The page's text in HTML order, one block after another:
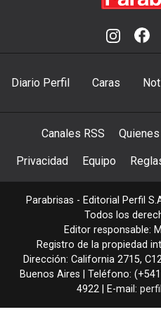
Diario Perfil Caras
Canales RSS
Privacidad Equipo
Parabrisas - Editorial Perfil
Todos los
Editor responsable:
Registro de la propiedad
Dirección: California 2715,
Buenos Aires | Teléfono:
4922 | E-mail: